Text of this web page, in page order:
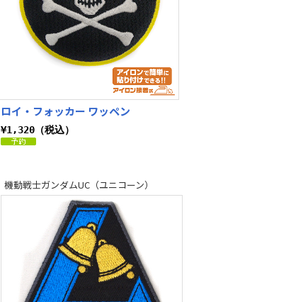
ロイ・フォッカー ワッペン
¥1,320（税込）
機動戦士ガンダムUC（ユニコーン）